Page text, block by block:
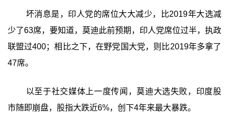
坏消息是，印人党的席位大大减少，比2019年大选减
少了63席，要知道，莫迪此前预期，印人党席位过半，执政
联盟过400；相比之下，在野党国大党，则比2019年多拿了
47席。
以至于社交媒体上一度传闻，莫迪大选失败，印度股
市随即崩盘，股指大跌近6%，创下4年来最大暴跌。